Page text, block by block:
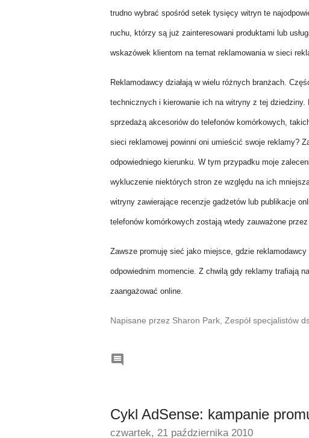
trudno wybrać spośród setek tysięcy witryn te
ruchu, którzy są już zainteresowani produktami lub
wskazówek klientom na temat reklamowania w sieci
Reklamodawcy działają w wielu różnych branżach.
technicznych i kierowanie ich na witryny z tej
sprzedażą akcesoriów do telefonów komórkowych,
sieci reklamowej powinni oni umieścić swoje reklamy?
odpowiedniego kierunku. W tym przypadku moje
wykluczenie niektórych stron ze względu na ich
witryny zawierające recenzje gadżetów lub publikacje
telefonów komórkowych zostają wtedy zauważone
Zawsze promuję sieć jako miejsce, gdzie
odpowiednim momencie. Z chwilą gdy reklamy trafiają
zaangażować online.
Napisane przez Sharon Park, Zespół specjalistów

Cykl AdSense: kampanie
czwartek, 21 października 2010